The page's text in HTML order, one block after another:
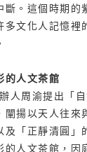
。這個時期的
文化人記憶裡
的人文茶館
人周渝提出「
揚以天人往來
「正靜清圓」
人文茶館，因